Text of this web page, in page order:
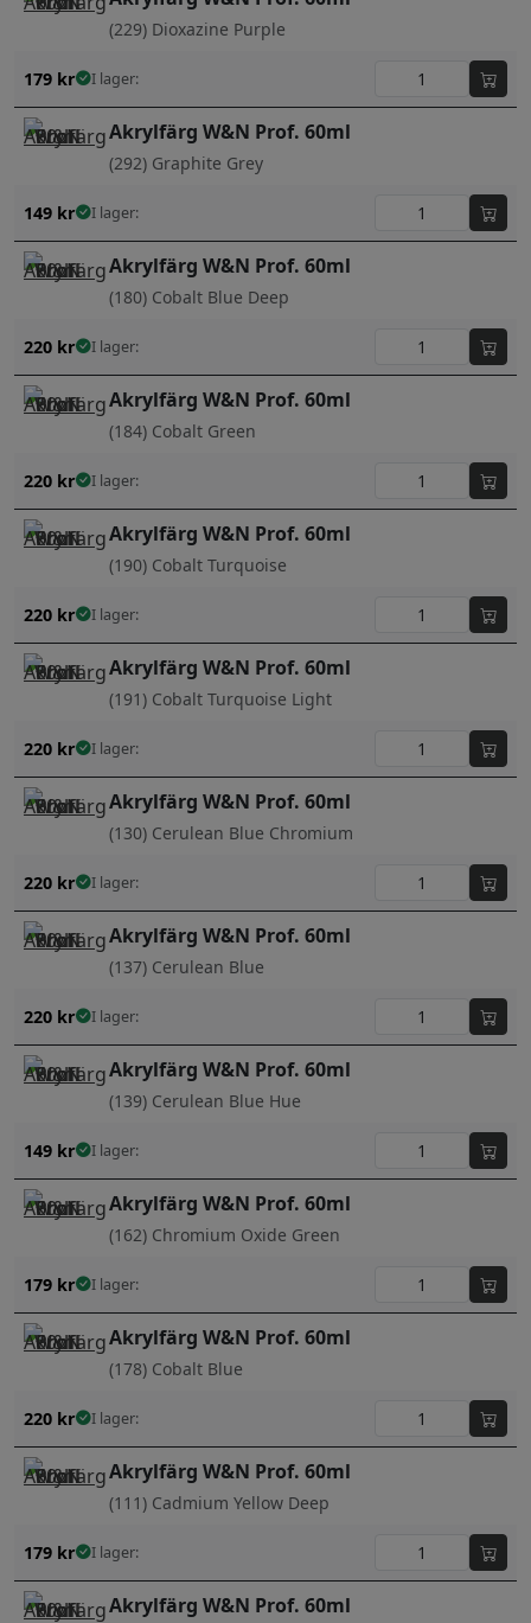
(229) Dioxazine Purple
179 kr I lager:
Akrylfärg W&N Prof. 60ml
(292) Graphite Grey
149 kr I lager:
Akrylfärg W&N Prof. 60ml
(180) Cobalt Blue Deep
220 kr I lager:
Akrylfärg W&N Prof. 60ml
(184) Cobalt Green
220 kr I lager:
Akrylfärg W&N Prof. 60ml
(190) Cobalt Turquoise
220 kr I lager:
Akrylfärg W&N Prof. 60ml
(191) Cobalt Turquoise Light
220 kr I lager:
Akrylfärg W&N Prof. 60ml
(130) Cerulean Blue Chromium
220 kr I lager:
Akrylfärg W&N Prof. 60ml
(137) Cerulean Blue
220 kr I lager:
Akrylfärg W&N Prof. 60ml
(139) Cerulean Blue Hue
149 kr I lager:
Akrylfärg W&N Prof. 60ml
(162) Chromium Oxide Green
179 kr I lager:
Akrylfärg W&N Prof. 60ml
(178) Cobalt Blue
220 kr I lager:
Akrylfärg W&N Prof. 60ml
(111) Cadmium Yellow Deep
179 kr I lager:
Akrylfärg W&N Prof. 60ml